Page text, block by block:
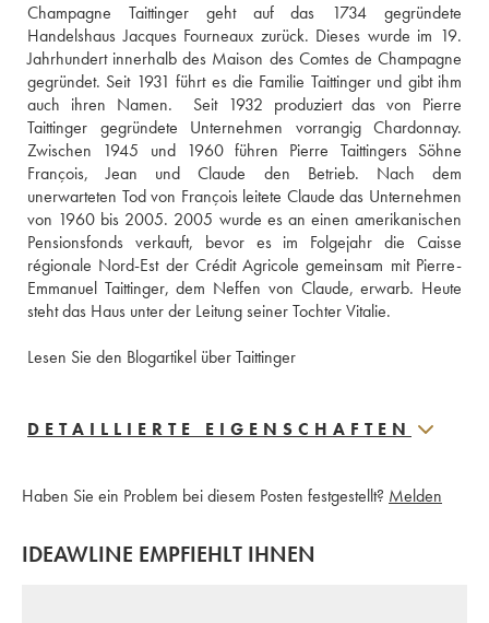
Champagne Taittinger geht auf das 1734 gegründete
Handelshaus Jacques Fourneaux zurück. Dieses wurde im 19.
Jahrhundert innerhalb des Maison des Comtes de Champagne
gegründet. Seit 1931 führt es die Familie Taittinger und gibt ihm
auch ihren Namen.  Seit 1932 produziert das von Pierre
Taittinger gegründete Unternehmen vorrangig Chardonnay.
Zwischen 1945 und 1960 führen Pierre Taittingers Söhne
François, Jean und Claude den Betrieb. Nach dem
unerwarteten Tod von François leitete Claude das Unternehmen
von 1960 bis 2005. 2005 wurde es an einen amerikanischen
Pensionsfonds verkauft, bevor es im Folgejahr die Caisse
régionale Nord-Est der Crédit Agricole gemeinsam mit Pierre-
Emmanuel Taittinger, dem Neffen von Claude, erwarb. Heute
steht das Haus unter der Leitung seiner Tochter Vitalie.
Lesen Sie den Blogartikel über Taittinger
DETAILLIERTE EIGENSCHAFTEN
Haben Sie ein Problem bei diesem Posten festgestellt? Melden
IDEAWLINE EMPFIEHLT IHNEN